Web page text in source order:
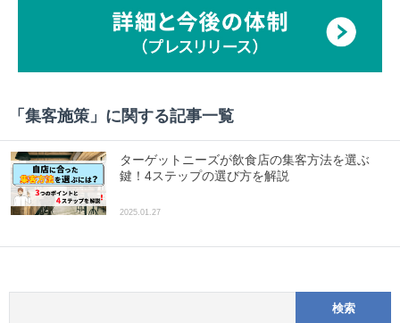
「 集客施策 」に関する記事一覧
ターゲットニーズが飲食店の集客方法を選ぶ
鍵！4ステップの選び方を解説
2025.01.27